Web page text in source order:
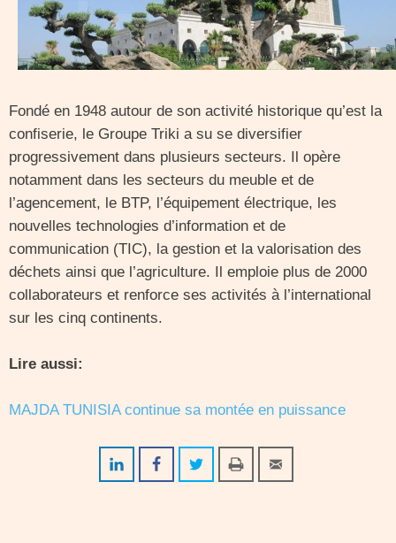
Fondé en 1948 autour de son activité historique qu’est la
confiserie, le Groupe Triki a su se diversifier
progressivement dans plusieurs secteurs. Il opère
notamment dans les secteurs du meuble et de
l’agencement, le BTP, l’équipement électrique, les
nouvelles technologies d’information et de
communication (TIC), la gestion et la valorisation des
déchets ainsi que l’agriculture. Il emploie plus de 2000
collaborateurs et renforce ses activités à l’international
sur les cinq continents.
Lire aussi:
MAJDA TUNISIA continue sa montée en puissance